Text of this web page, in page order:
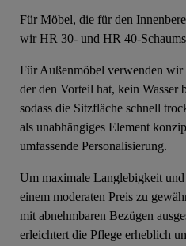
Für Möbel, die für den
wir HR 30- und HR 40-
Für Außenmöbel verwenden
der den Vorteil hat, kein Wasser
sodass die Sitzfläche schnell
als unabhängiges Element
umfassende Personalisierung.
Um maximale Langlebigkeit
einem moderaten Preis zu
mit abnehmbaren Bezügen
erleichtert die Pflege erheblich